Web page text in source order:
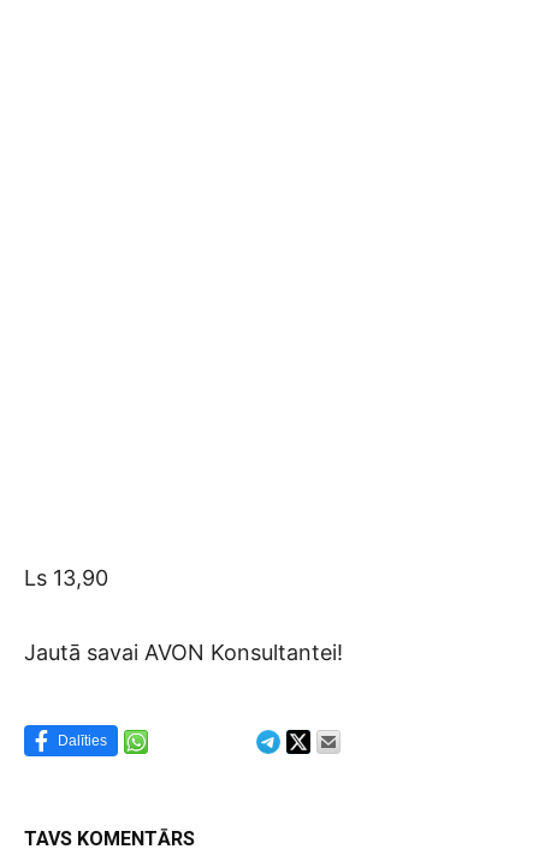
Ls 13,90
Jautā savai AVON Konsultantei!
Dalīties
TAVS KOMENTĀRS